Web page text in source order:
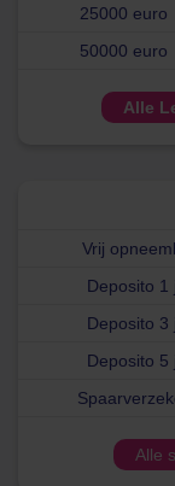
25000 euro
50000 euro
Alle
Vrij
Deposito 1
Deposito 3
Deposito 5
Alle